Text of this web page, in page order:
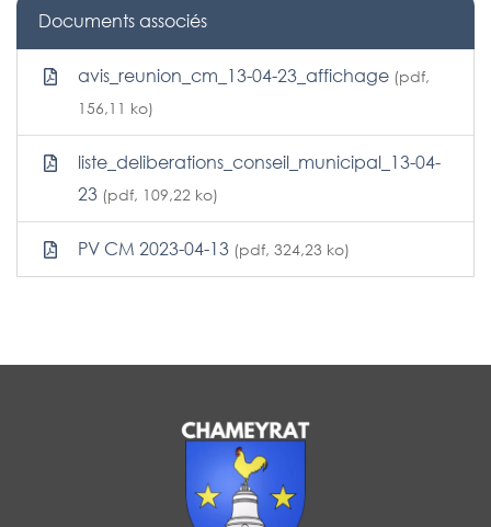
Documents associés
avis_reunion_cm_13-04-23_affichage (pdf,
156,11 ko)
liste_deliberations_conseil_municipal_13-04-
23 (pdf, 109,22 ko)
PV CM 2023-04-13 (pdf, 324,23 ko)